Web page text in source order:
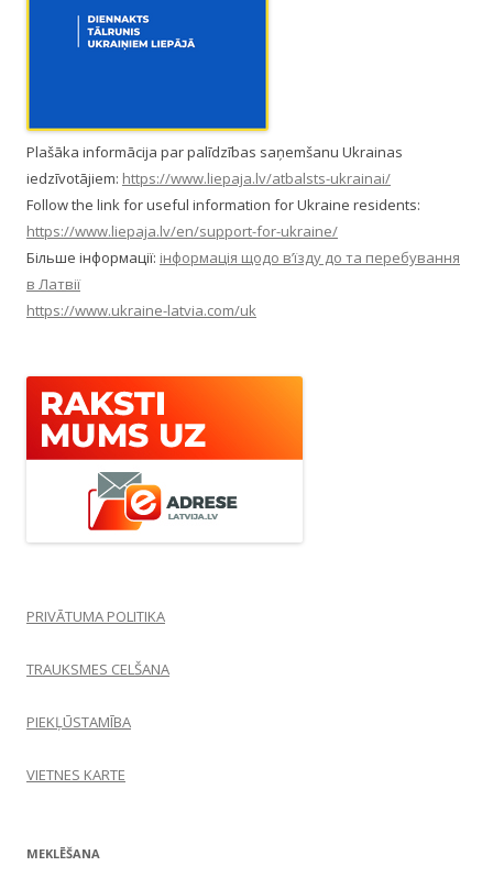
Plašāka informācija par palīdzības saņemšanu Ukrainas
iedzīvotājiem: https://www.liepaja.lv/atbalsts-ukrainai/
Follow the link for useful information for Ukraine residents:
https://www.liepaja.lv/en/support-for-ukraine/
Більше інформації: інформація щодо в’їзду до та перебування
в Латвії
https://www.ukraine-latvia.com/uk
PRIVĀTUMA POLITIKA
TRAUKSMES CELŠANA
PIEKĻŪSTAMĪBA
VIETNES KARTE
MEKLĒŠANA